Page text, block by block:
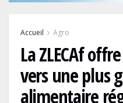
Accueil Agro
La ZLECAf
vers une plus
alimentaire